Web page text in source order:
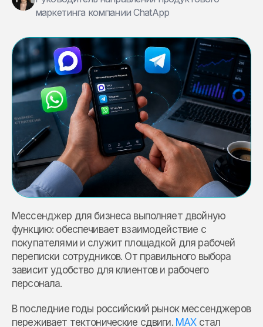
маркетинга компании ChatApp
Мессенджер для бизнеса выполняет двойную
функцию: обеспечивает взаимодействие с
покупателями и служит площадкой для рабочей
переписки сотрудников. От правильного выбора
зависит удобство для клиентов и рабочего
персонала.
В последние годы российский рынок мессенджеров
переживает тектонические сдвиги. MAXстал